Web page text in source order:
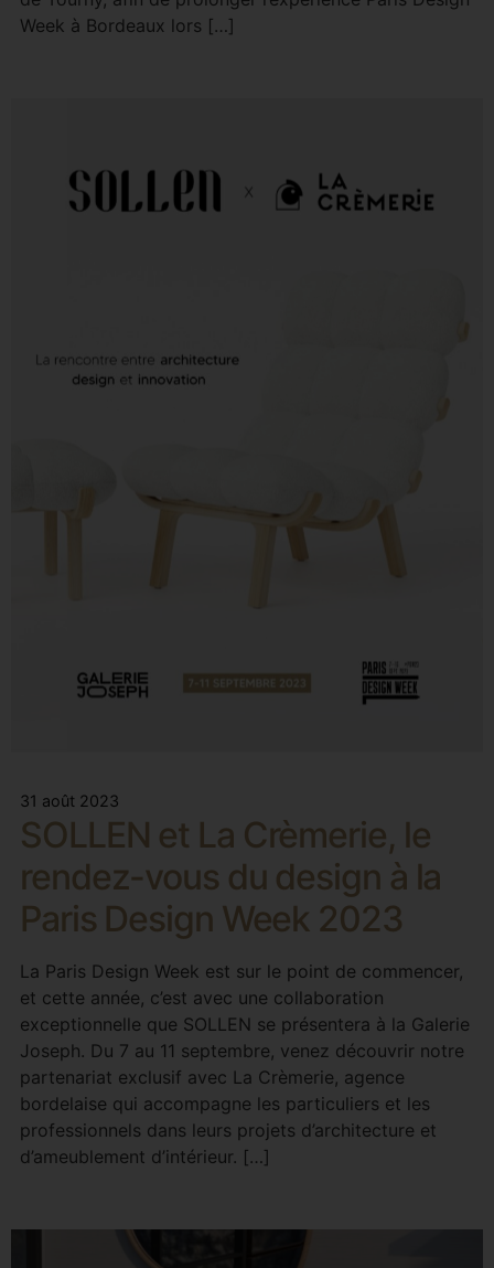
Week à Bordeaux lors […]
31 août 2023
SOLLEN et La Crèmerie, le
rendez-vous du design à la
Paris Design Week 2023
La Paris Design Week est sur le point de commencer,
et cette année, c’est avec une collaboration
exceptionnelle que SOLLEN se présentera à la Galerie
Joseph. Du 7 au 11 septembre, venez découvrir notre
partenariat exclusif avec La Crèmerie, agence
bordelaise qui accompagne les particuliers et les
professionnels dans leurs projets d’architecture et
d’ameublement d’intérieur. […]